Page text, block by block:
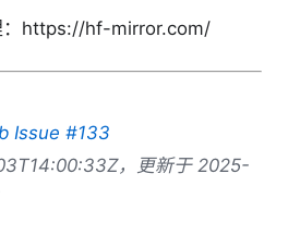
：https://hf-mirror.com/
Issue #133
，更新于 2025-